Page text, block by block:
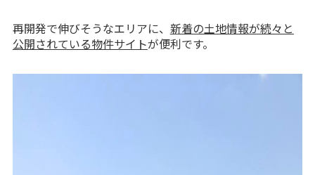
再開発で伸びそうなエリアに、 新着の土地情報が続々と
公開されている物件サイトが便利です。